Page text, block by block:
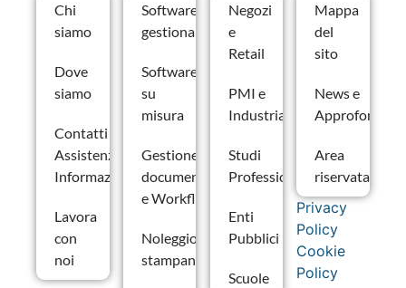
Chi
siamo
Dove
siamo
Contatti –
Assistenza e
Informazioni
Lavora
con
noi
Software
gestionale
Software
su
misura
Gestione
documentale
e Workflow
Noleggio
stampanti
Negozi
e
Retail
PMI e
Industria
Studi
Professionali
Enti
Pubblici
Scuole
Mappa
del
sito
News e
Area
riservata
Privacy
Policy
Cookie
Policy